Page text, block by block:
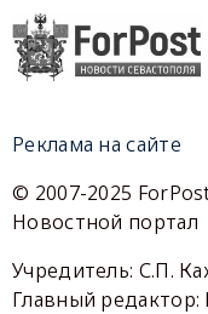
Реклама на сайте
© 2007-2025
Новостной портал
Учредитель: С.П.
Главный редактор: